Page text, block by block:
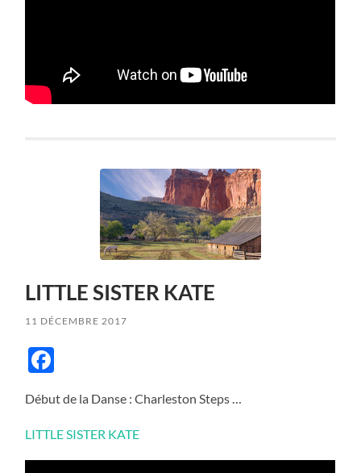
LITTLE SISTER KATE
11 DÉCEMBRE 2017
Début de la Danse : Charleston Steps …
LITTLE SISTER KATE